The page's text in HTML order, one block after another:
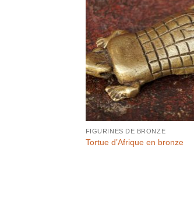
FIGURINES DE BRONZE
Tortue d’Afrique en bronze